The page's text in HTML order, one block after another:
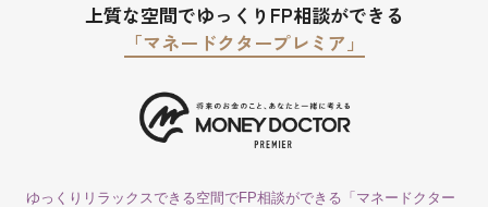
上質な空間でゆっくりFP相談ができる
「マネードクタープレミア」
ゆっくりリラックスできる空間でFP相談ができる「マネードクター